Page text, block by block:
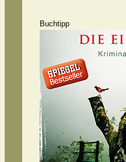
Buchtipp